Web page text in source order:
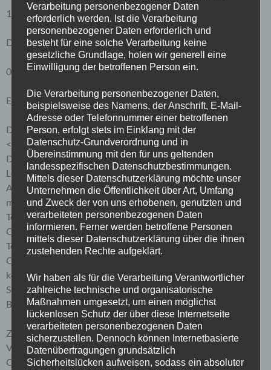
12307 Berlin
Deutschland
03076404740
E-Mail:info@spielfilmmusik.de
DE211035512
<h4>Cookies / SessionStorage / LocalStorage</h4>
Die Internetseiten verwenden teilweise so genannte Cookies,
LocalStorage und SessionStorage. Dies dient dazu, unser
Angebot nutzerfreundlicher, effektiver und sicherer zu
machen. Local Storage und SessionStorage ist eine
Technologie, mit welcher ihr Browser Daten auf Ihrem
Computer oder mobilen Gerät abspeichert. Cookies sind
Textdateien, welche über einen Internetbrowser auf einem
Computersystem abgelegt und gespeichert werden. Sie
können die Verwendung von Cookies, LocalStorage und
SessionStorage durch entsprechende Einstellung in Ihrem
Browser verhindern.
Zahlreiche Internetseiten und Server verwenden Cookies.
Viele Cookies enthalten eine sogenannte Cookie-ID. Eine
Cookie-ID ist eine eindeutige Kennung des Cookies. Sie
Verarbeitung personenbezogener Daten
erforderlich werden. Ist die Verarbeitung
personenbezogener Daten erforderlich und
besteht für eine solche Verarbeitung keine
gesetzliche Grundlage, holen wir generell eine
Einwilligung der betroffenen Person ein.
Die Verarbeitung personenbezogener Daten,
beispielsweise des Namens, der Anschrift, E-Mail-
Adresse oder Telefonnummer einer betroffenen
Person, erfolgt stets im Einklang mit der
Datenschutz-Grundverordnung und in
Übereinstimmung mit den für uns geltenden
landesspezifischen Datenschutzbestimmungen.
Mittels dieser Datenschutzerklärung möchte unser
Unternehmen die Öffentlichkeit über Art, Umfang
und Zweck der von uns erhobenen, genutzten und
verarbeiteten personenbezogenen Daten
informieren. Ferner werden betroffene Personen
mittels dieser Datenschutzerklärung über die ihnen
zustehenden Rechte aufgeklärt.
Wir haben als für die Verarbeitung Verantwortlicher
zahlreiche technische und organisatorische
Maßnahmen umgesetzt, um einen möglichst
lückenlosen Schutz der über diese Internetseite
verarbeiteten personenbezogenen Daten
sicherzustellen. Dennoch können Internetbasierte
Datenübertragungen grundsätzlich
Sicherheitslücken aufweisen, sodass ein absoluter